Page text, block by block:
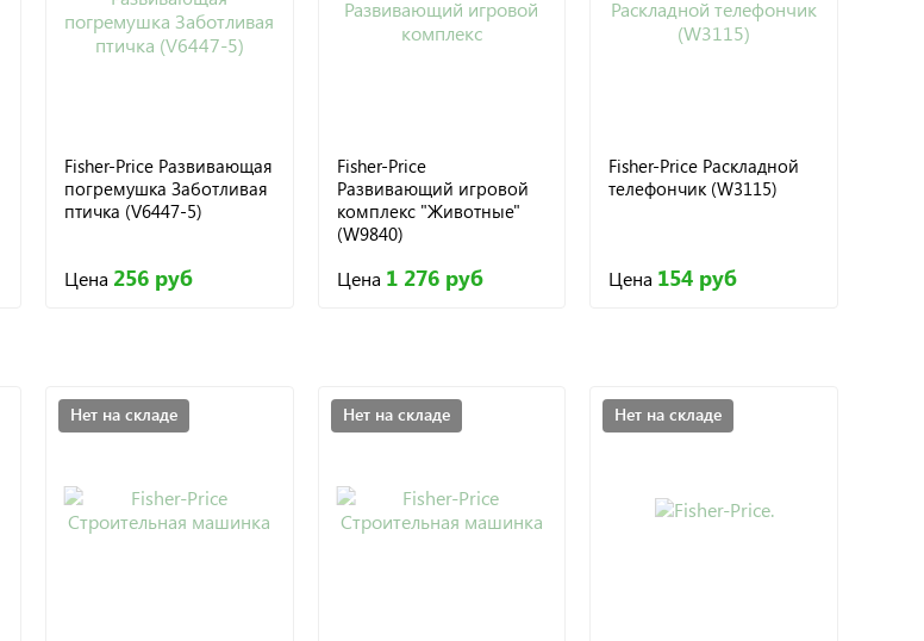
Fisher-Price Развивающая
погремушка Заботливая
птичка (V6447-5)
Цена 256 руб
Fisher-Price
Развивающий игровой
комплекс "Животные"
(W9840)
Цена 1 276 руб
Fisher-Price Раскладной
телефончик (W3115)
Цена 154 руб
Нет на складе Нет на складе Нет на складе